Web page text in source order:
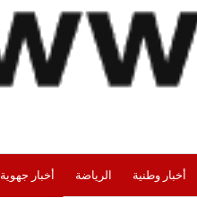
أخبار وطنية الرياضة أخبار جهوية